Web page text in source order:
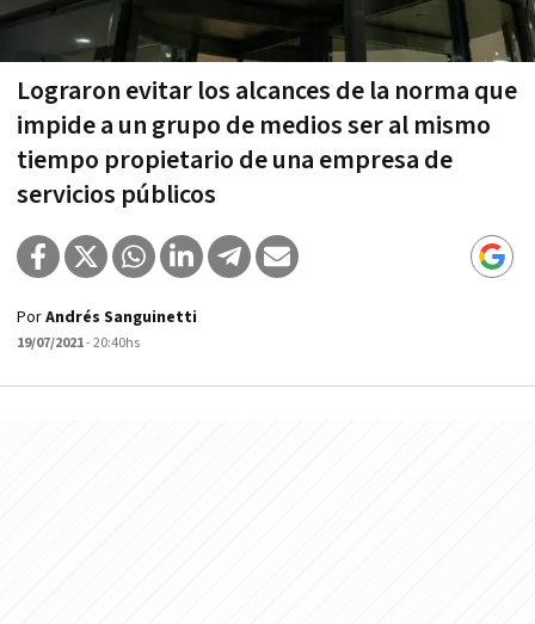
Lograron evitar los alcances de la norma que
impide a un grupo de medios ser al mismo
tiempo propietario de una empresa de
servicios públicos
PorAndrés Sanguinetti
19/07/2021- 20:40hs